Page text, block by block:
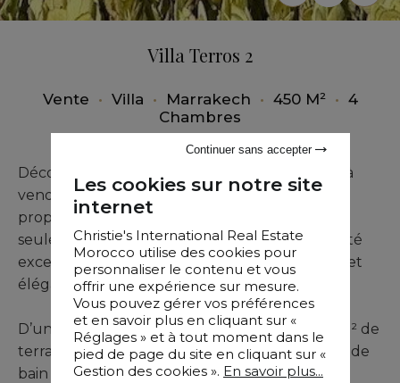
Villa Terros 2
Vente • Villa • Marrakech • 450 M² • 4
Chambres
Découvrez cette villa de luxe contemporaine à
vendre sur la route de l’Ourika, Marrakech,
proposée par notre agence immobilière. À
seulement 15 minutes de la ville, cette propriété
exceptionnelle conjugue sérénité, modernité et
élégance traditionnelle.
D’une surface habitable de 450 m² sur 2350 m² de
terrain, elle dispose de quatre suites avec salle de
bain ou salle d’eau et dressing. Les intérieurs,
Les cookies sur notre site
internet
Christie's International Real Estate
Morocco utilise des cookies pour
personnaliser le contenu et vous
offrir une expérience sur mesure.
Vous pouvez gérer vos préférences
et en savoir plus en cliquant sur «
Réglages » et à tout moment dans le
pied de page du site en cliquant sur «
Gestion des cookies ». En savoir plus...
Continuer sans accepter